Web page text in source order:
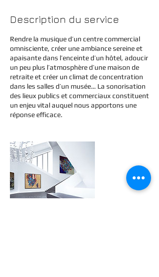
Description du service
Rendre la musique d’un centre commercial
omnisciente, créer une ambiance sereine et
apaisante dans l’enceinte d’un hôtel, adoucir
un peu plus l’atmosphère d’une maison de
retraite et créer un climat de concentration
dans les salles d’un musée… La sonorisation
des lieux publics et commerciaux constituent
un enjeu vital auquel nous apportons une
réponse efficace.